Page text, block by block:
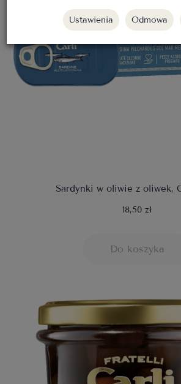
Sardynki w oliwie z oliwek,
18,50 zł
Do koszyka
Ustawienia Odmowa